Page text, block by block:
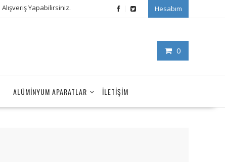
Yapabilirsiniz. Hesabım
0
ALÜMINYUM APARATLAR İLETIŞIM